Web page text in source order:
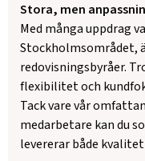
Stora, men
Med många uppdrag
Stockholmsområdet,
redovisningsbyråer.
flexibilitet och
Tack vare vår
medarbetare kan du
levererar både